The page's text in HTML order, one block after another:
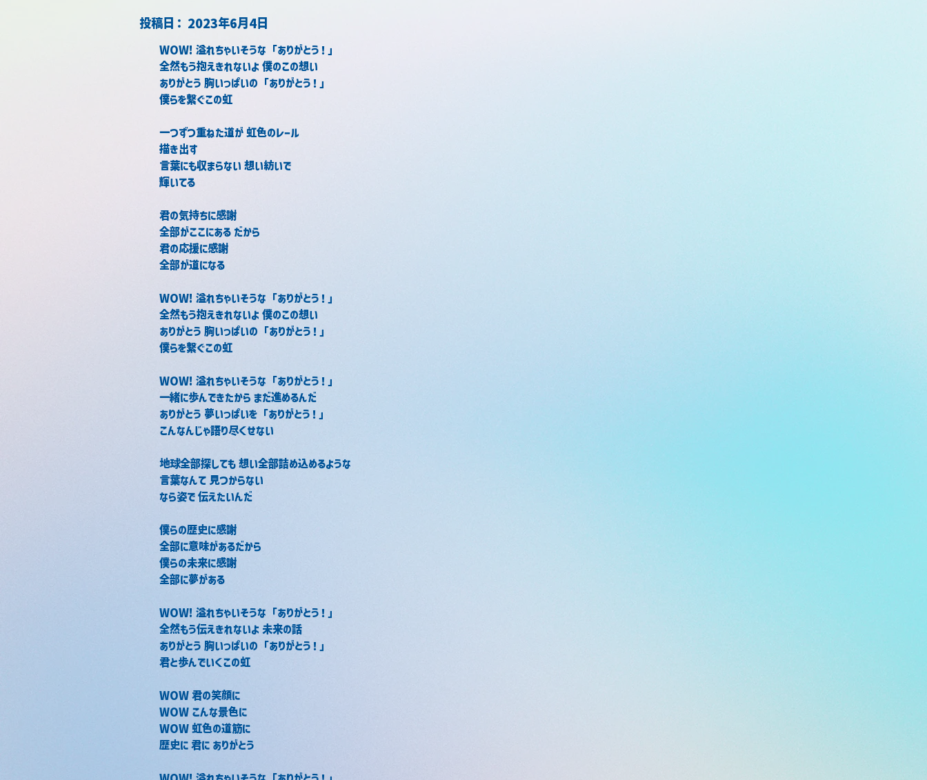
2023年6月4日
​投稿日：
WOW! 溢れちゃいそうな「ありがとう！」
全然もう抱えきれないよ 僕のこの想い
ありがとう 胸いっぱいの「ありがとう！」
僕らを繋ぐこの虹
一つずつ重ねた道が 虹色のレール
描き出す
言葉にも収まらない 想い紡いで
輝いてる
君の気持ちに感謝
全部がここにある だから
君の応援に感謝
全部が道になる
WOW! 溢れちゃいそうな「ありがとう！」
全然もう抱えきれないよ 僕のこの想い
ありがとう 胸いっぱいの「ありがとう！」
僕らを繋ぐこの虹
WOW! 溢れちゃいそうな「ありがとう！」
一緒に歩んできたから まだ進めるんだ
ありがとう 夢いっぱいを「ありがとう！」
こんなんじゃ語り尽くせない
地球全部探しても 想い全部詰め込めるような
言葉なんて 見つからない
なら姿で 伝えたいんだ
僕らの歴史に感謝
全部に意味があるだから
僕らの未来に感謝
全部に夢がある
WOW! 溢れちゃいそうな「ありがとう！」
全然もう伝えきれないよ 未来の話
ありがとう 胸いっぱいの「ありがとう！」
君と歩んでいくこの虹
WOW 君の笑顔に
WOW こんな景色に
WOW 虹色の道筋に
歴史に 君に ありがとう